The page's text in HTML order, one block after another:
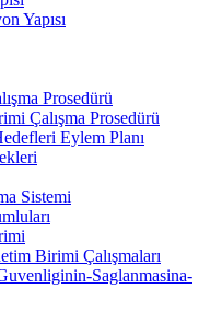
Yapısı
Prosedürü
Çalışma Prosedürü
Eylem Planı
Sistemi
Birimi Çalışmaları
Saglanmasina-